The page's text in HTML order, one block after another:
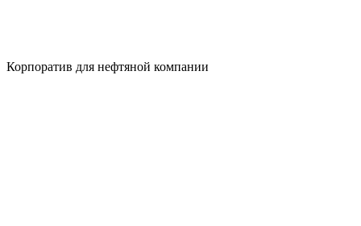
Корпоратив для нефтяной компании